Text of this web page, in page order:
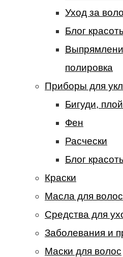
Уход за
Блог
полировка
Приборы для
Бигуди,
Фен
Расчески
Блог
Краски
Масла для волос
Средства для
Заболевания и
Маски для волос